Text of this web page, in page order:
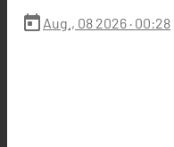
today Aug., 08 2026 · 00:28